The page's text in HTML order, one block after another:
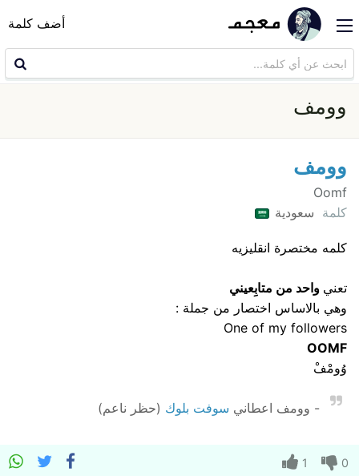
أضف كلمة
وومف
وومف
Oomf
كلمة سعودية
كلمه مختصرة انقليزيه
تعني واحد من متابِعيني
وهي بالاساس اختصار من جملة :
One of my followers
OOMF
وُومْفْ
- وومف اعطاني سوفت بلوك (حظر ناعم)
0
1